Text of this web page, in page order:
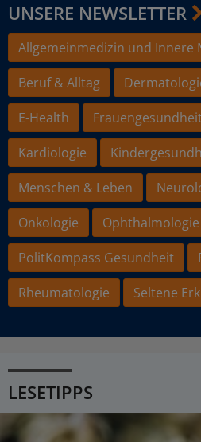
UNSERE NEWSLETTER
Allgemeinmedizin und Innere
Beruf & Alltag
E-Health
Kardiologie
Menschen & Leben
Onkologie
Ophthalmologie
PolitKompass Gesundheit
Rheumatologie
Seltene
LESETIPPS